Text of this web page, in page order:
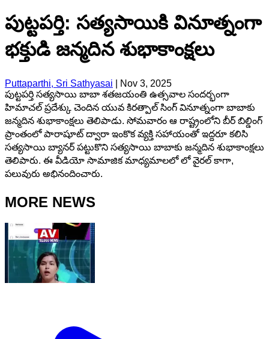
పుట్టపర్తి: సత్యసాయికి వినూత్నంగా
భక్తుడి జన్మదిన శుభాకాంక్షలు
Puttaparthi, Sri Sathyasai
Nov 3, 2025
పుట్టపర్తి సత్యసాయి బాబా శతజయంతి ఉత్సవాల సందర్భంగా
హిమాచల్ ప్రదేశ్కు చెందిన యువ కిరత్పాల్ సింగ్ వినూత్నంగా బాబాకు
జన్మదిన శుభాకాంక్షలు తెలిపాడు. సోమవారం ఆ రాష్ట్రంలోని బీర్ బిల్డింగ్
ప్రాంతంలో పారాషూట్ ద్వారా ఇంకొక వ్యక్తి సహాయంతో ఇద్దరూ కలిసి
సత్యసాయి బ్యానర్ పట్టుకొని సత్యసాయి బాబాకు జన్మదిన శుభాకాంక్షలు
తెలిపారు. ఈ వీడియో సామాజిక మాధ్యమాలలో లో వైరల్ కాగా,
పలువురు అభినందించారు.
MORE NEWS